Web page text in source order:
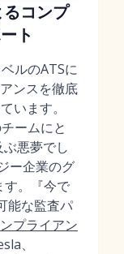
コンプ
ト
ルのATSに
ンスを徹底
います。
ームにと
悪夢でし
ー企業のグ
す。『今で
能な監査パ
プライアン
、